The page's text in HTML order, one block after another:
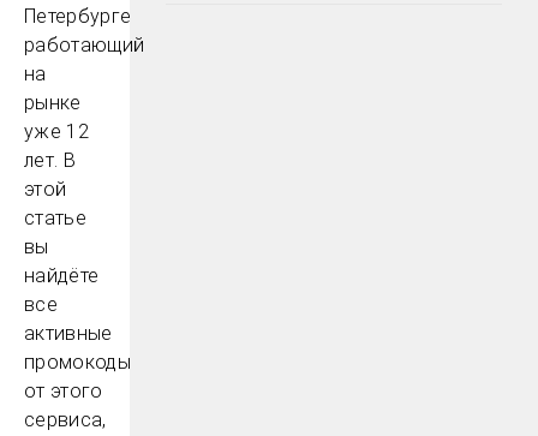
Петербурге,
работающий
на
рынке
уже 12
лет. В
этой
статье
вы
найдёте
все
активные
промокоды
от этого
сервиса,